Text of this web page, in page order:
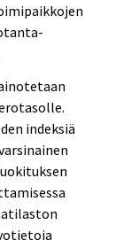
indeksiä